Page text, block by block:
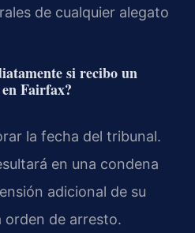
de cualquier alegato
si recibo un
Fairfax?
la fecha del tribunal.
en una condena
adicional de su
orden de arresto.